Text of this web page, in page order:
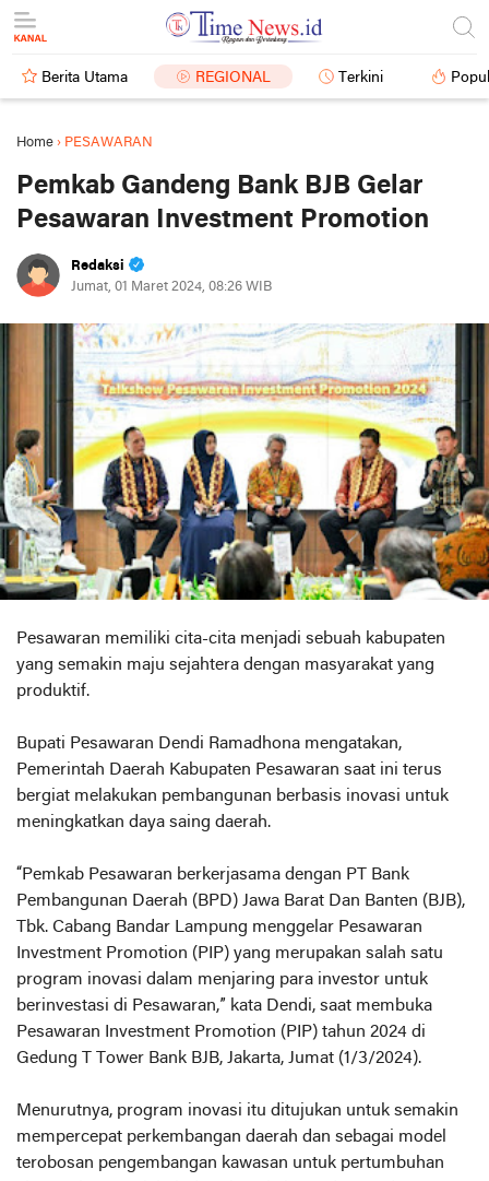
Berita Utama REGIONAL Terkini
Home › PESAWARAN
Pemkab Gandeng Bank BJB Gelar
Pesawaran Investment Promotion
Redaksi
Jumat, 01 Maret 2024, 08:26 WIB
Pesawaran memiliki cita-cita menjadi sebuah kabupaten
yang semakin maju sejahtera dengan masyarakat yang
produktif.
Bupati Pesawaran Dendi Ramadhona mengatakan,
Pemerintah Daerah Kabupaten Pesawaran saat ini terus
bergiat melakukan pembangunan berbasis inovasi untuk
meningkatkan daya saing daerah.
“Pemkab Pesawaran berkerjasama dengan PT Bank
Pembangunan Daerah (BPD) Jawa Barat Dan Banten (BJB),
Tbk. Cabang Bandar Lampung menggelar Pesawaran
Investment Promotion (PIP) yang merupakan salah satu
program inovasi dalam menjaring para investor untuk
berinvestasi di Pesawaran,” kata Dendi, saat membuka
Pesawaran Investment Promotion (PIP) tahun 2024 di
Gedung T Tower Bank BJB, Jakarta, Jumat (1/3/2024).
Menurutnya, program inovasi itu ditujukan untuk semakin
mempercepat perkembangan daerah dan sebagai model
terobosan pengembangan kawasan untuk pertumbuhan